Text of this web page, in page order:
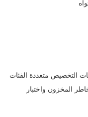
التخصيص متعددة الفئات
المخزون واختبار